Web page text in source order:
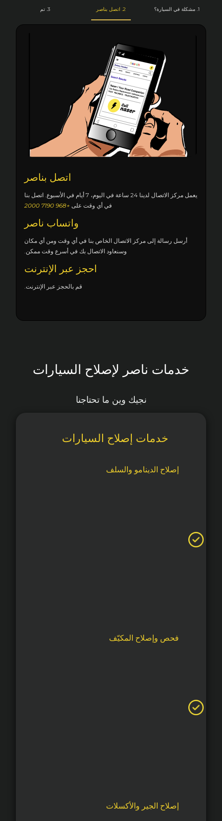
1. مشكلة في السيارة؟ 2. اتصل بناصر 3. تم
اتصل بناصر
يعمل مركز الاتصال لدينا 24 ساعة في اليوم، 7 أيام في الأسبوع. اتصل بنا
في أي وقت على +968 7190 2000
واتساب ناصر
أرسل رسالة إلى مركز الاتصال الخاص بنا في أي وقت ومن أي مكان
وسنعاود الاتصال بك في أسرع وقت ممكن.
احجز عبر الإنترنت
قم بالحجز عبر الإنترنت.
خدمات ناصر لإصلاح السيارات
نجيك وين ما تحتاجنا
خدمات إصلاح السيارات
إصلاح الدينامو والسلف
فحص وإصلاح المكيّف
إصلاح الجير والأكسلات